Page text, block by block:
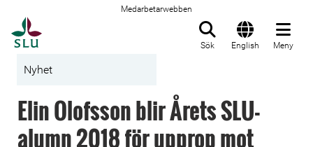
Medarbetarwebben
Sök English Meny
Nyhet
Elin Olofsson blir Årets SLU-
alumn 2018 för upprop mot